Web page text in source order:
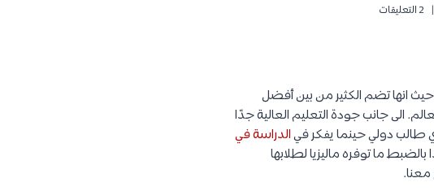
2 التعليقات
حيث انها تضم الكثير من بين أفضل
الى جانب جودة التعليم العالية جدًا
طالب دولي حينما يفكر فيالدراسة في
ما توفره ماليزيا لطلابها